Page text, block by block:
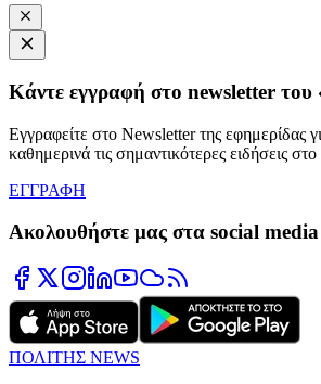
Κάντε εγγραφή στο newsletter του
Εγγραφείτε στο Newsletter της εφημερίδας
καθημερινά τις σημαντικότερες ειδήσεις
ΕΓΓΡΑΦΗ
Ακολουθήστε μας στα social media
ΠΟΛΙΤΗΣ NEWS